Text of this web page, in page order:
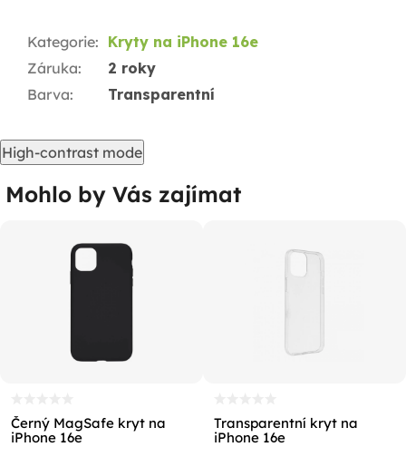
Kategorie: Kryty na iPhone 16e
Záruka:
2 roky
Barva: Transparentní
High-contrast mode
Mohlo by Vás zajímat
Černý MagSafe kryt na
iPhone 16e
Transparentní kryt na
iPhone 16e